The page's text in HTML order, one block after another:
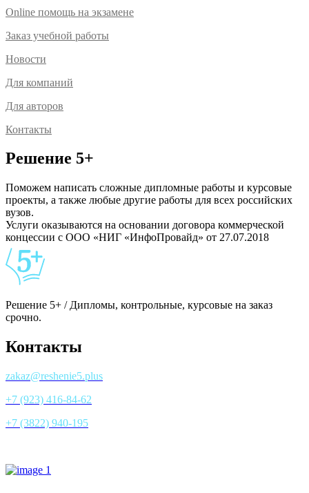
Online помощь на экзамене
Заказ учебной работы
Новости
Для компаний
Для авторов
Контакты
Решение 5+
Поможем написать сложные дипломные работы и курсовые
проекты, а также любые другие работы для всех российских
вузов.
Услуги оказываются на основании договора коммерческой
концессии с ООО «НИГ «ИнфоПровайд» от 27.07.2018
Решение 5+ / Дипломы, контрольные, курсовые на заказ
срочно.
Контакты
zakaz@reshenie5.plus
+7 (923) 416-84-62
+7 (3822) 940-195